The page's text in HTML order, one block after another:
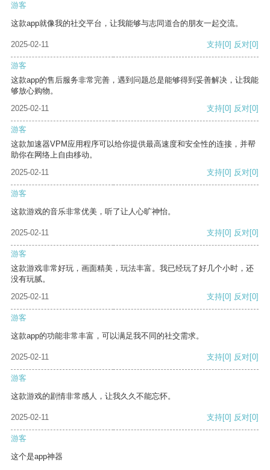
游客
这款app就像我的社交平台，让我能够与志同道合的朋友一起交流。
2025-02-11 支持[0] 反对[0]
游客
这款app的售后服务非常完善，遇到问题总是能够得到妥善解决，让我能
够放心购物。
2025-02-11
支持[0] 反对[0]
游客
这款加速器VPM应用程序可以给你提供最高速度和安全性的连接，并帮
助你在网络上自由移动。
2025-02-11
支持[0] 反对[0]
游客
这款游戏的音乐非常优美，听了让人心旷神怡。
2025-02-11 支持[0] 反对[0]
游客
这款游戏非常好玩，画面精美，玩法丰富。我已经玩了好几个小时，还
没有玩腻。
2025-02-11
支持[0] 反对[0]
游客
这款app的功能非常丰富，可以满足我不同的社交需求。
2025-02-11 支持[0] 反对[0]
游客
这款游戏的剧情非常感人，让我久久不能忘怀。
2025-02-11 支持[0] 反对[0]
游客
这个是app神器